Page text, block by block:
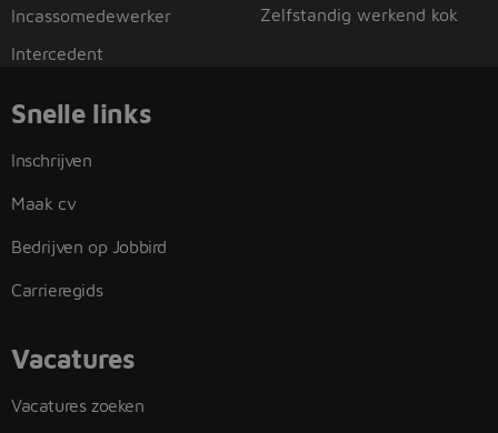
Incassomedewerker
Intercedent
Zelfstandig werkend kok
Snelle links
Inschrijven
Maak cv
Bedrijven op Jobbird
Carrieregids
Vacatures
Vacatures zoeken